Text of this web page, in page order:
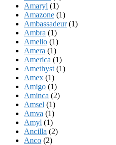
Amaryl (1)
Amazone (1)
Ambassadeur(1)
Ambra (1)
Amelio (1)
Amera (1)
America (1)
Amethyst (1)
Amex (1)
Amigo (1)
Aminca (2)
Amsel (1)
Amva (1)
Amyl (1)
Ancilla (2)
Anco (2)